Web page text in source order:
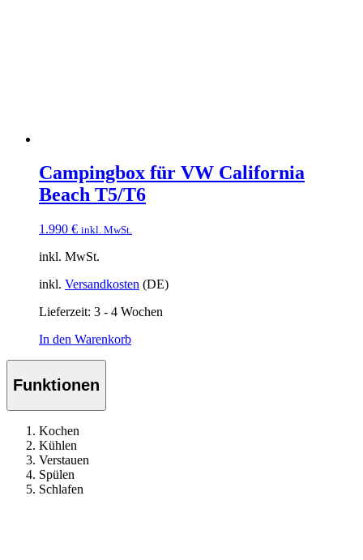
Campingbox für VW California
Beach T5/T6
1.990 € inkl. MwSt.
inkl. MwSt.
inkl. Versandkosten (DE)
Lieferzeit: 3 - 4 Wochen
In den Warenkorb
Funktionen
Kochen
Kühlen
Verstauen
Spülen
Schlafen